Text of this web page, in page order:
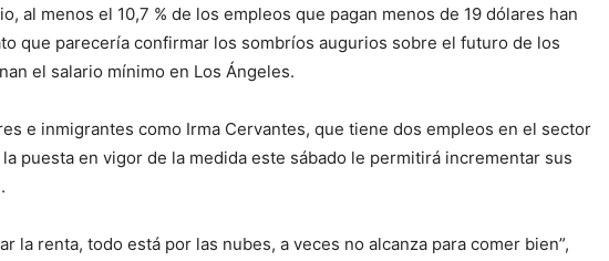
al menos el 10,7 % de los empleos que pagan menos de 19 dólares han
que parecería confirmar los sombríos augurios sobre el futuro de los
el salario mínimo en Los Ángeles.
e inmigrantes como Irma Cervantes, que tiene dos empleos en el sector
puesta en vigor de la medida este sábado le permitirá incrementar sus
la renta, todo está por las nubes, a veces no alcanza para comer bien”,